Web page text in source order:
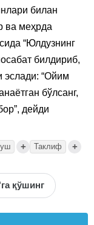
билан
ва меҳрда
“Юлдузнинг
билдириб,
эслади: “Ойим
бўлсанг,
дейди
+ Таклиф +
қўшинг